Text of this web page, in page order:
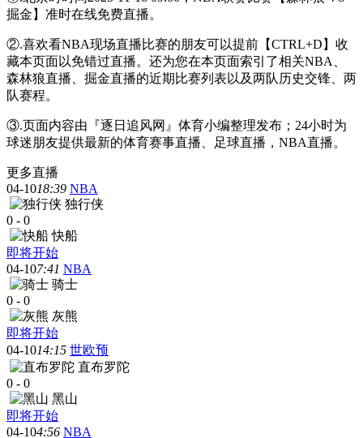
掘金】准时在线免费直播。
②.喜欢看NBA现场直播比赛的朋友可以提前【CTRL+D】收
藏本页面以免错过直播。还为您在本页面索引了相关NBA、
森林狼直播、掘金直播的近期比赛列表以及两队历史交锋、两
队赛程。
③.页面内容由『逐日追风网』体育小编整理发布；24小时为
球迷朋友提供最新的体育赛事直播、足球直播，NBA直播。
更多直播
04-1018:39 NBA
独行侠
0 - 0
快船
即将开始
04-107:41 NBA
骑士
0 - 0
灰熊
即将开始
04-1014:15 世欧预
直布罗陀
0 - 0
黑山
即将开始
04-104:56 NBA